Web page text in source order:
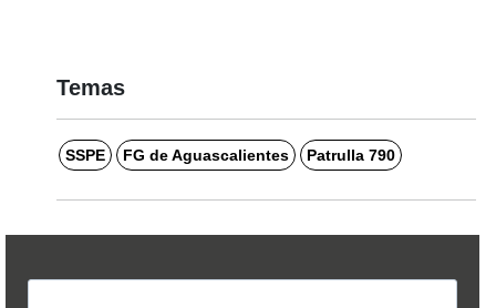
Temas
SSPE FG de Aguascalientes Patrulla 790